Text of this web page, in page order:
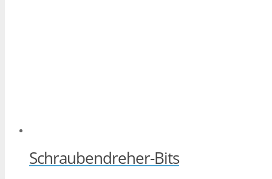
Schraubendreher-Bits